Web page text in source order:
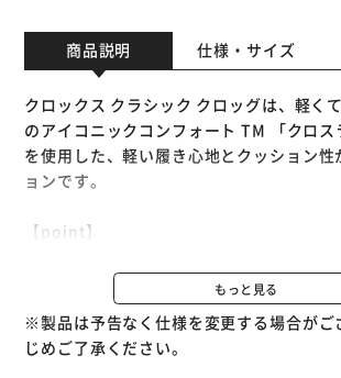
商品説明 仕様・サイズ
クロックス クラシック クロッグは、軽く
のアイコニックコンフォート TM 「クロ
を使用した、軽い履き心地とクッション性
ョンです。
【point】
・通気性をアップし、中にはいった水やゴ
・お手入れが簡単で乾きやすい
・フィット感抜群で安心の可動式ヒールス
もっと見る
※製品は予告なく仕様を変更する場合がご
じめご了承ください。